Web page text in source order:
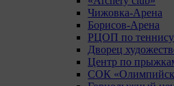
Чижовка-Арена
Борисов-Арена
РЦОП по теннису
Дворец
Центр по
СОК